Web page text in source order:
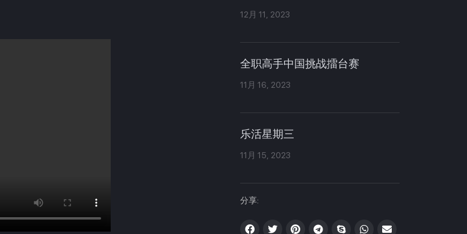
12月 11, 2023
全职高手中国挑战擂台赛
11月 16, 2023
乐活星期三
11月 15, 2023
分享: